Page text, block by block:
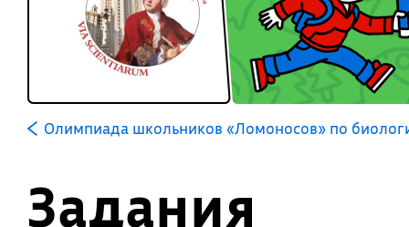
Олимпиада школьников «Ломоносов» по
Задания